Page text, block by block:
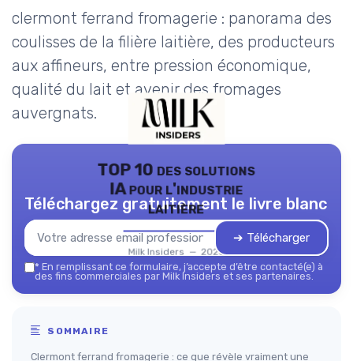
clermont ferrand fromagerie : panorama des
coulisses de la filière laitière, des producteurs
aux affineurs, entre pression économique,
qualité du lait et avenir des fromages
auvergnats.
TOP 10 des solutions
IA pour l'industrie
laitière
Milk Insiders — 2026
Téléchargez gratuitement le livre blanc
➔ Télécharger
* En remplissant ce formulaire, j’accepte d’être contacté(e) à
des fins commerciales par Milk Insiders et ses partenaires.
SOMMAIRE
Clermont ferrand fromagerie : ce que révèle vraiment une